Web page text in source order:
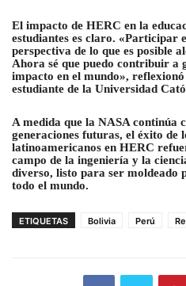
El impacto de HERC en la
estudiantes es claro. «Participar
perspectiva de lo que es posible
Ahora sé que puedo contribuir a
impacto en el mundo»,
estudiante de la Universidad
A medida que la NASA continúa
generaciones futuras, el éxito de
latinoamericanos en HERC
campo de la ingeniería y la
diverso, listo para ser moldeado
todo el mundo.
ETIQUETAS Bolivia Perú